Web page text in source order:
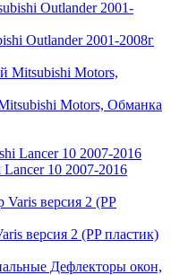
Outlander 2001-2008г
Motors, Обманка
10 2007-2016
версия 2 (PP пластик)